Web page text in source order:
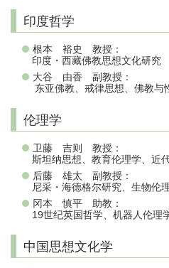
印度哲学
根本 裕史 教授：
印度・西藏佛教思想文化研究
大谷 由香 副教授：
东亚佛教、戒律思想、佛教与
伦理学
卫藤 吉则 教授：
斯坦纳思想、教育伦理学、近
后藤 雄太 副教授：
尼采・海德格尔研究、生物伦
冈本 慎平 助教：
19世纪英国哲学、机器人伦理
中国思想文化学